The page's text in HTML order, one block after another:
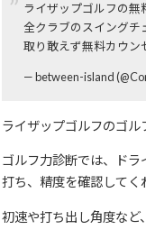
ライザップゴルフの無
全クラブのスイングチ
取り敢えず無料カウン
— between-island
ライザップゴルフのゴル
ゴルフ力診断では、ド
打ち、精度を確認してく
初速や打ち出し角度など